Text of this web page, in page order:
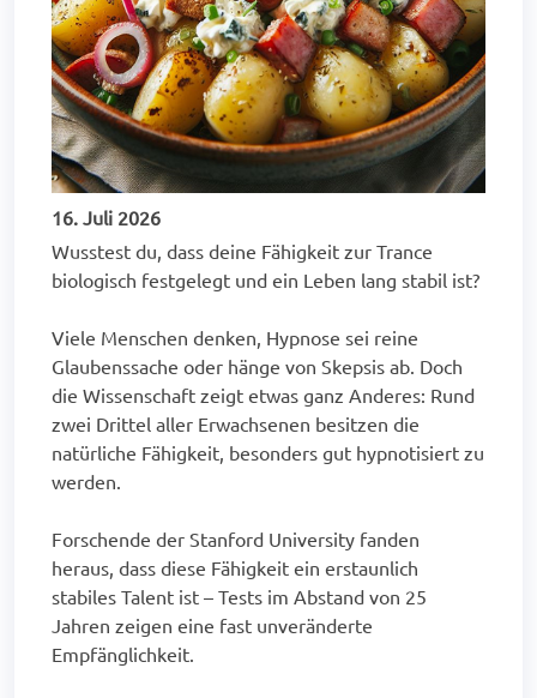
16. Juli 2026
Wusstest du, dass deine Fähigkeit zur Trance
biologisch festgelegt und ein Leben lang stabil ist?
Viele Menschen denken, Hypnose sei reine
Glaubenssache oder hänge von Skepsis ab. Doch
die Wissenschaft zeigt etwas ganz Anderes: Rund
zwei Drittel aller Erwachsenen besitzen die
natürliche Fähigkeit, besonders gut hypnotisiert zu
werden.
Forschende der Stanford University fanden
heraus, dass diese Fähigkeit ein erstaunlich
stabiles Talent ist – Tests im Abstand von 25
Jahren zeigen eine fast unveränderte
Empfänglichkeit.